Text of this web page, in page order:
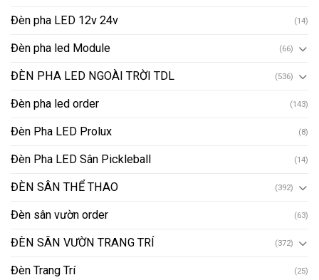
Đèn pha LED 12v 24v (14)
Đèn pha led Module (66)
ĐÈN PHA LED NGOÀI TRỜI TDL (536)
Đèn pha led order (143)
Đèn Pha LED Prolux (8)
Đèn Pha LED Sân Pickleball (14)
ĐÈN SÂN THỂ THAO (392)
Đèn sân vườn order (63)
ĐÈN SÂN VƯỜN TRANG TRÍ (372)
Đèn Trang Trí (25)